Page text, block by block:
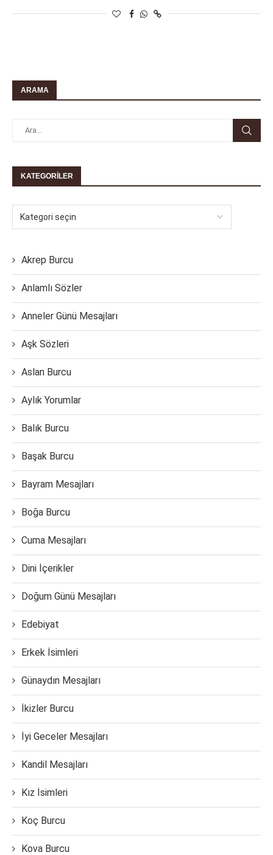
ARAMA
KATEGORILER
Akrep Burcu
Anlamlı Sözler
Anneler Günü Mesajları
Aşk Sözleri
Aslan Burcu
Aylık Yorumlar
Balık Burcu
Başak Burcu
Bayram Mesajları
Boğa Burcu
Cuma Mesajları
Dini İçerikler
Doğum Günü Mesajları
Edebiyat
Erkek İsimleri
Günaydın Mesajları
İkizler Burcu
İyi Geceler Mesajları
Kandil Mesajları
Kız İsimleri
Koç Burcu
Kova Burcu